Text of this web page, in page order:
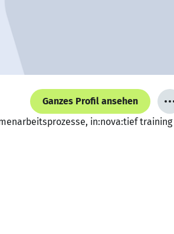
Ganzes Profil ansehen
in:nova:tief training